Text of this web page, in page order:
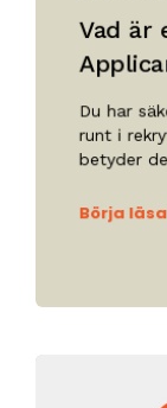
Vad är
Du har
runt i
betyder
Börja läsa